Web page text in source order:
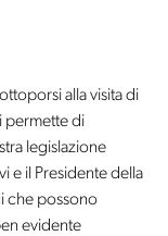
alla visita di
permette di
legislazione
e il Presidente della
che possono
evidente